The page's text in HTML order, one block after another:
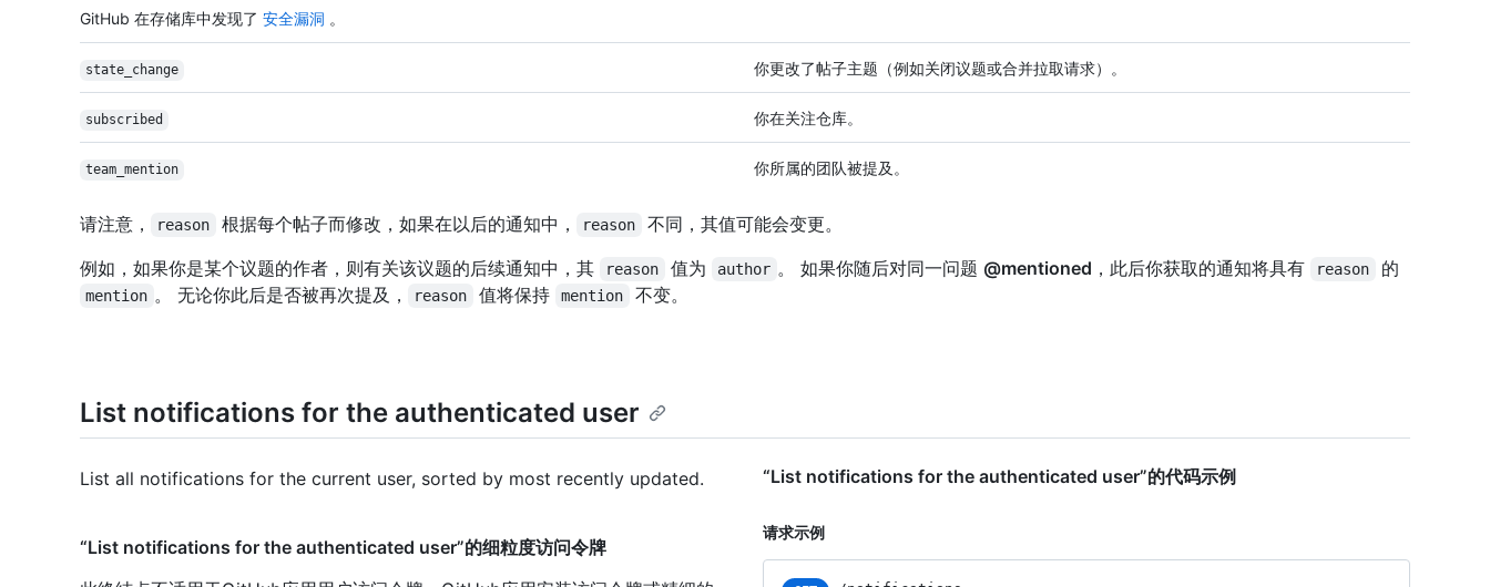
GitHub 在存储库中发现了 安全漏洞 。
state_change 你更改了帖子主题（例如关闭议题或合并拉取请求）。
subscribed 你在关注仓库。
team_mention 你所属的团队被提及。
请注意， reason 根据每个帖子而修改，如果在以后的通知中， reason
不同，其值可能会变更。
例如，如果你是某个议题的作者，则有关该议题的后续通知中，其
reason 值为 author 。 如果你随后对同一问题 @mentioned ，此后你获取的通知将具有 reason 的
mention 。 无论你此后是否被再次提及， reason 值将保持 mention 不变。
List notifications for the authenticated user
List all notifications for the current user, sorted by most recently updated.
“List notifications for the authenticated user”的细粒度访问令牌
“List notifications for the authenticated user”的代码示例
请求示例